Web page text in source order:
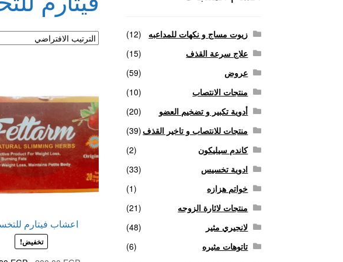
منتجات للانتصاب و تاخير القذف
اعشاب فيتارم
تخفيض!
زيوت مساج و نكهات للمداعبه
(12)
علاج سرعة القذف
(15)
عروض
(59)
منتجات الانتصاب
(10)
أدوية تكبير و تضخيم العضو
(20)
منتجات للانتصاب و تاخير القذف (39)
كاندم سيليكون
(2)
ادوية تخسيس
(33)
خواتم هزازه
(1)
منتجات لاثارة الزوجه
(21)
لانجيري مثير
(48)
تاتوهات مثيره
(6)